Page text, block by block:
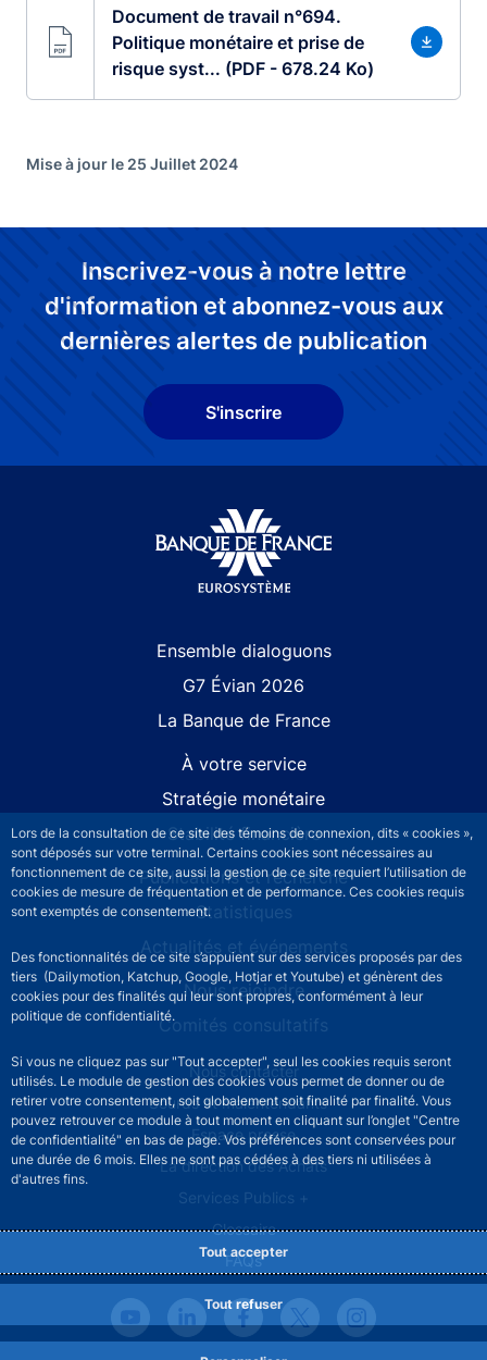
Lors de la consultation de ce site des témoins de connexion, dits « cookies »,
sont déposés sur votre terminal. Certains cookies sont nécessaires au
fonctionnement de ce site, aussi la gestion de ce site requiert l’utilisation de
cookies de mesure de fréquentation et de performance. Ces cookies requis
sont exemptés de consentement.
Des fonctionnalités de ce site s’appuient sur des services proposés par des
tiers (Dailymotion, Katchup, Google, Hotjar et Youtube) et génèrent des
cookies pour des finalités qui leur sont propres, conformément à leur
politique de confidentialité.
Si vous ne cliquez pas sur "Tout accepter", seul les cookies requis seront
utilisés. Le module de gestion des cookies vous permet de donner ou de
retirer votre consentement, soit globalement soit finalité par finalité. Vous
pouvez retrouver ce module à tout moment en cliquant sur l’onglet "Centre
de confidentialité" en bas de page. Vos préférences sont conservées pour
une durée de 6 mois. Elles ne sont pas cédées à des tiers ni utilisées à
d'autres fins.
Tout accepter
Tout refuser
Document de travail n°694.
Politique monétaire et prise de
risque syst... (PDF - 678.24 Ko)
Mise à jour le 25 Juillet 2024
Inscrivez-vous à notre lettre
d'information et abonnez-vous aux
dernières alertes de publication
S'inscrire
Ensemble dialoguons
G7 Évian 2026
La Banque de France
À votre service
Stratégie monétaire
Stabilité financière
Publications et recherche
Statistiques
Actualités et événements
Nous rejoindre
Comités consultatifs
Footer secondary menuNous contacter
Sourds et malentendants
Espace presse
La direction des Achats
Services Publics +
Glossaire
FAQs